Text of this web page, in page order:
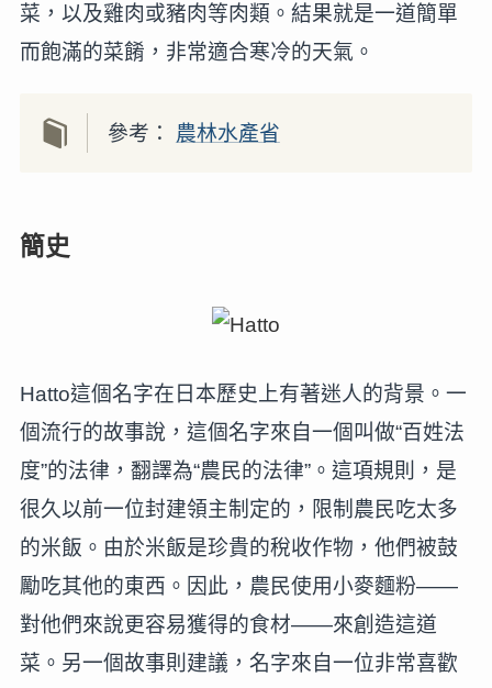
菜，以及雞肉或豬肉等肉類。結果就是一道簡單
而飽滿的菜餚，非常適合寒冷的天氣。
參考： 農林水產省
簡史
Hatto這個名字在日本歷史上有著迷人的背景。一
個流行的故事說，這個名字來自一個叫做“百姓法
度”的法律，翻譯為“農民的法律”。這項規則，是
很久以前一位封建領主制定的，限制農民吃太多
的米飯。由於米飯是珍貴的稅收作物，他們被鼓
勵吃其他的東西。因此，農民使用小麥麵粉——
對他們來說更容易獲得的食材——來創造這道
菜。另一個故事則建議，名字來自一位非常喜歡